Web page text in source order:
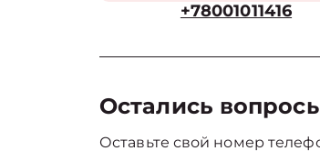
+78001011416
Остались
Оставьте свой номер